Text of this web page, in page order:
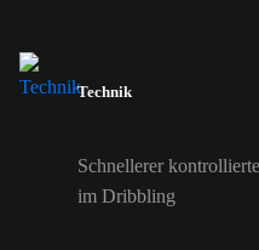
Technik
Schnellerer
im Dribbling